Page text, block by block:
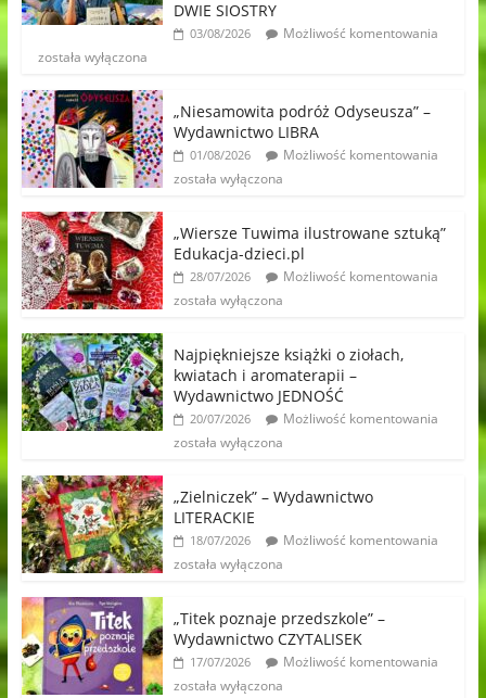
DWIE SIOSTRY
03/08/2026
Możliwość komentowania
została wyłączona
„Niesamowita podróż Odyseusza” –
Wydawnictwo LIBRA
01/08/2026
Możliwość komentowania
została wyłączona
„Wiersze Tuwima ilustrowane sztuką”
Edukacja-dzieci.pl
28/07/2026
Możliwość komentowania
została wyłączona
Najpiękniejsze książki o ziołach,
kwiatach i aromaterapii –
Wydawnictwo JEDNOŚĆ
20/07/2026
Możliwość komentowania
została wyłączona
„Zielniczek” – Wydawnictwo
LITERACKIE
18/07/2026
Możliwość komentowania
została wyłączona
„Titek poznaje przedszkole” –
Wydawnictwo CZYTALISEK
17/07/2026
Możliwość komentowania
została wyłączona